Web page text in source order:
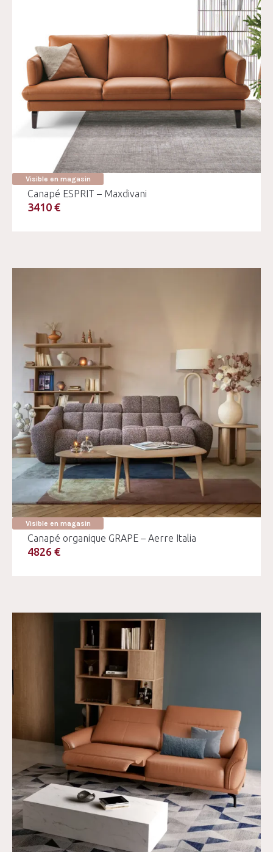
Visible en magasin
Canapé ESPRIT – Maxdivani
3410 €
Visible en magasin
Canapé organique GRAPE – Aerre Italia
4826 €